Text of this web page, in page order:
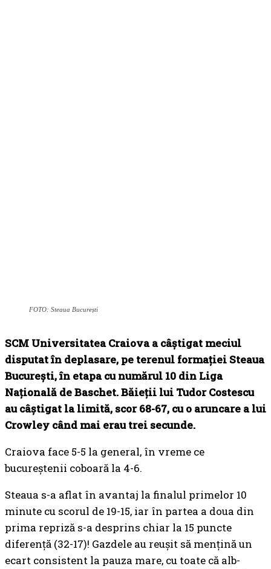
FOTO: Steaua București
SCM Universitatea Craiova a câștigat meciul
disputat în deplasare, pe terenul formației Steaua
București, în etapa cu numărul 10 din Liga
Națională de Baschet. Băieții lui Tudor Costescu
au câștigat la limită, scor 68-67, cu o aruncare a lui
Crowley când mai erau trei secunde.
Craiova face 5-5 la general, în vreme ce
bucureștenii coboară la 4-6.
Steaua s-a aflat în avantaj la finalul primelor 10
minute cu scorul de 19-15, iar în partea a doua din
prima repriză s-a desprins chiar la 15 puncte
diferență (32-17)! Gazdele au reușit să mențină un
ecart consistent la pauza mare, cu toate că alb-